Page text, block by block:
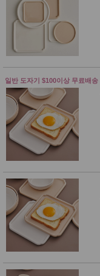
일반 도자기 $100이상 무료배송